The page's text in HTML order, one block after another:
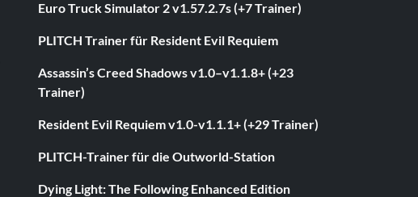
Euro Truck Simulator 2 v1.57.2.7s (+7 Trainer)
PLITCH Trainer für Resident Evil Requiem
Assassin’s Creed Shadows v1.0–v1.1.8+ (+23
Trainer)
Resident Evil Requiem v1.0-v1.1.1+ (+29 Trainer)
PLITCH-Trainer für die Outworld-Station
Dying Light: The Following Enhanced Edition